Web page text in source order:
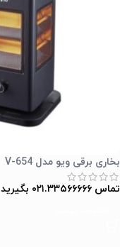
بخاری برقی ویو مدل V-654
تماس ۰۲۱.۳۳۵۶۶۶۶۶ بگیرید